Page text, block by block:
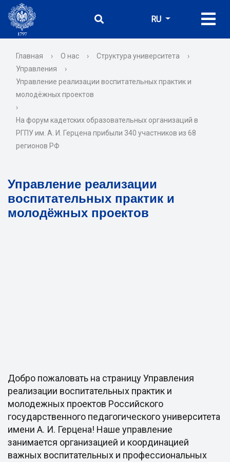
RU
Главная › О нас › Структура университета
›
Управления
›
Управление реализации воспитательных практик и
молодёжных проектов
›
На форум кадетских образовательных организаций в
РГПУ им. А. И. Герцена прибыли 340 участников из 68
регионов РФ
Управление реализации
воспитательных практик и
молодёжных проектов
Добро пожаловать на страницу Управления
реализации воспитательных практик и
молодежных проектов Российского
государственного педагогического университета
имени А. И. Герцена! Наше управление
занимается организацией и координацией
важных воспитательных и профессиональных